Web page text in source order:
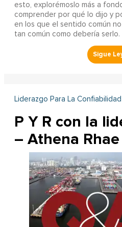
esto, explorémoslo más a
comprender por qué lo dijo y
en los que el sentido común
tan común como debería serlo.
Liderazgo Para La Confiabilidad
P Y R con la
– Athena